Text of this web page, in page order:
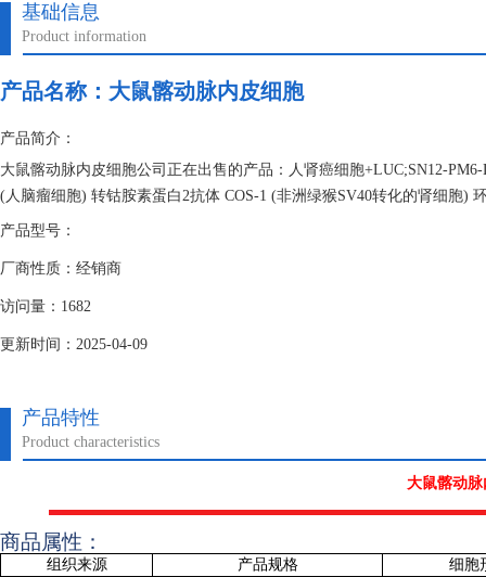
基础信息
Product information
产品名称： 大鼠髂动脉内皮细胞
产品简介：
大鼠髂动脉内皮细胞公司正在出售的产品：人肾癌细胞+LUC;SN12-
(人脑瘤细胞) 转钴胺素蛋白2抗体 COS-1 (非洲绿猴SV40转化的肾细胞)
产品型号：
厂商性质：经销商
访问量：1682
更新时间：2025-04-09
产品特性
Product characteristics
大鼠髂动
商品属性：
组织来源 产品规格
细胞